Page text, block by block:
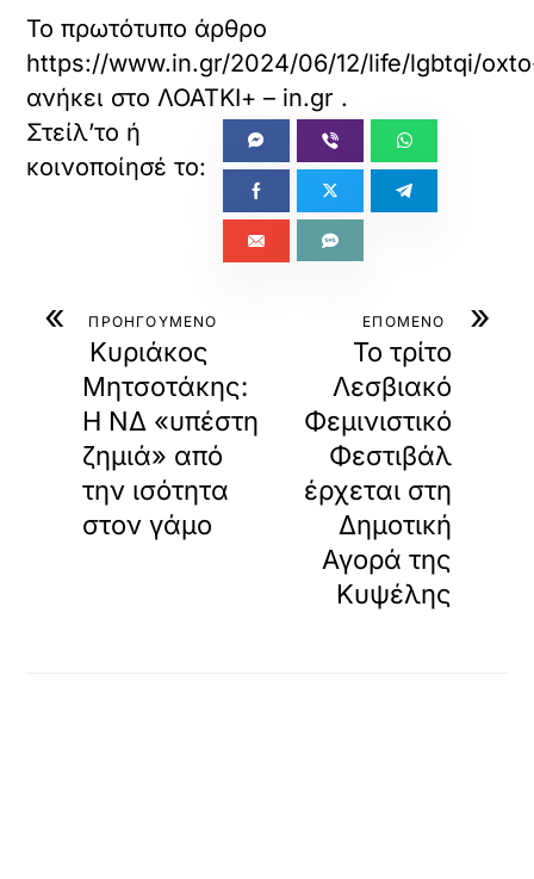
Το πρωτότυπο άρθρο
https://www.in.gr/2024/06/12/life/lgbtqi/
ανήκει στοΛΟΑΤΚΙ+ – in.gr .
« ΠΡΟΗΓΟΥΜΕΝΟ
Κυριάκος
Μητσοτάκης:
H ΝΔ «υπέστη
ζημιά» από
την ισότητα
στον γάμο
»
ΕΠΟΜΕΝΟ
Το τρίτο
Λεσβιακό
Φεμινιστικό
Φεστιβάλ
έρχεται στη
Δημοτική
Αγορά της
Κυψέλης